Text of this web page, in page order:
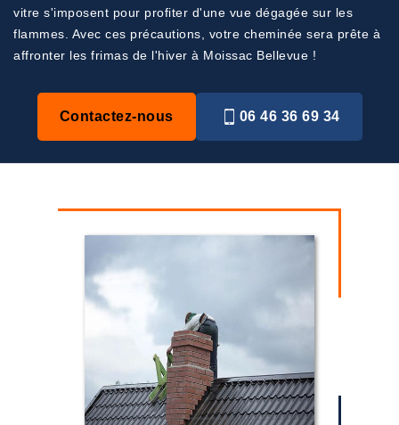
vitre s'imposent pour profiter d'une vue dégagée sur les
flammes. Avec ces précautions, votre cheminée sera prête à
affronter les frimas de l'hiver à Moissac Bellevue !
Contactez-nous 06 46 36 69 34